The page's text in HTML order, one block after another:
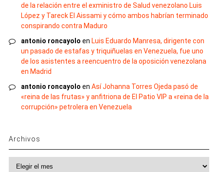
de la relación entre el exministro de Salud venezolano Luis
López y Tareck El Aissami y cómo ambos habrían terminado
conspirando contra Maduro
antonio roncayolo en Luis Eduardo Manresa, dirigente con
un pasado de estafas y triquiñuelas en Venezuela, fue uno
de los asistentes a reencuentro de la oposición venezolana
en Madrid
antonio roncayolo en Así Johanna Torres Ojeda pasó de
«reina de las frutas» y anfitriona de El Patio VIP a «reina de la
corrupción» petrolera en Venezuela
Archivos
Archivos